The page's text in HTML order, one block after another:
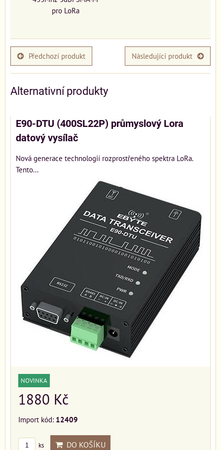
pro LoRa
Předchozí produkt Následující produkt
Alternativní produkty
E90-DTU (400SL22P) průmyslový Lora
datový vysílač
Nová generace technologií rozprostřeného spektra LoRa.
Tento...
NOVINKA
1880 Kč
Import kód: 12409
ks DO KOŠÍKU